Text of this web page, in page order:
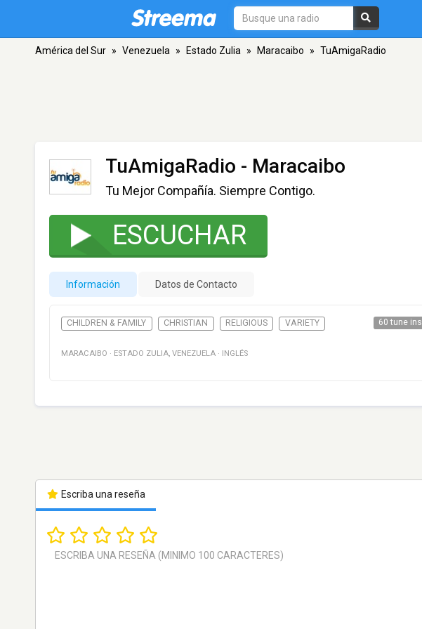
América del Sur » Venezuela » Estado Zulia » Maracaibo » TuAmigaRadio
TuAmigaRadio - Maracaibo
Tu Mejor Compañía. Siempre Contigo.
ESCUCHAR
Información Datos de Contacto
CHILDREN & FAMILY CHRISTIAN RELIGIOUS VARIETY 60 tune ins
MARACAIBO · ESTADO ZULIA, VENEZUELA · INGLÉS
Escriba una reseña